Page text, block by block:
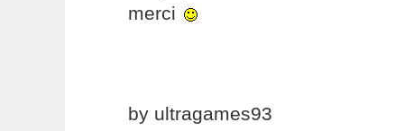
merci
by ultragames93